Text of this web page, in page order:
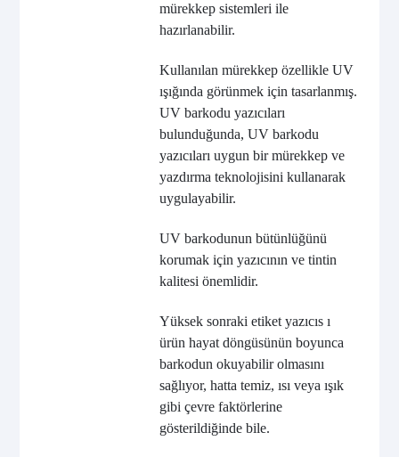
mürekkep sistemleri ile
hazırlanabilir.
Kullanılan mürekkep özellikle UV
ışığında görünmek için tasarlanmış.
UV barkodu yazıcıları
bulunduğunda, UV barkodu
yazıcıları uygun bir mürekkep ve
yazdırma teknolojisini kullanarak
uygulayabilir.
UV barkodunun bütünlüğünü
korumak için yazıcının ve tintin
kalitesi önemlidir.
Yüksek sonraki etiket yazıcıs ı
ürün hayat döngüsünün boyunca
barkodun okuyabilir olmasını
sağlıyor, hatta temiz, ısı veya ışık
gibi çevre faktörlerine
gösterildiğinde bile.